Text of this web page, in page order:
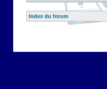
Index du forum